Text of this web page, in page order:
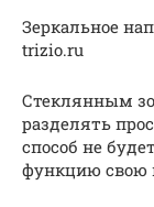
Зеркальное
trizio.ru
Стеклянным
разделять
способ не
функцию свою